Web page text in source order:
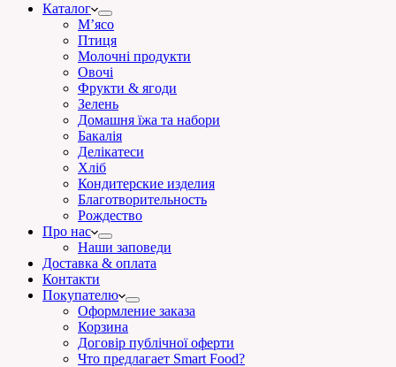
Каталог
М’ясо
Птиця
Молочні продукти
Овочі
Фрукти & ягоди
Зелень
Домашня їжа та набори
Бакалія
Делікатеси
Хліб
Кондитерские изделия
Благотворительность
Рождество
Про нас
Наши заповеди
Доставка & оплата
Контакти
Покупателю
Оформление заказа
Корзина
Договір публічної оферти
Что предлагает Smart Food?